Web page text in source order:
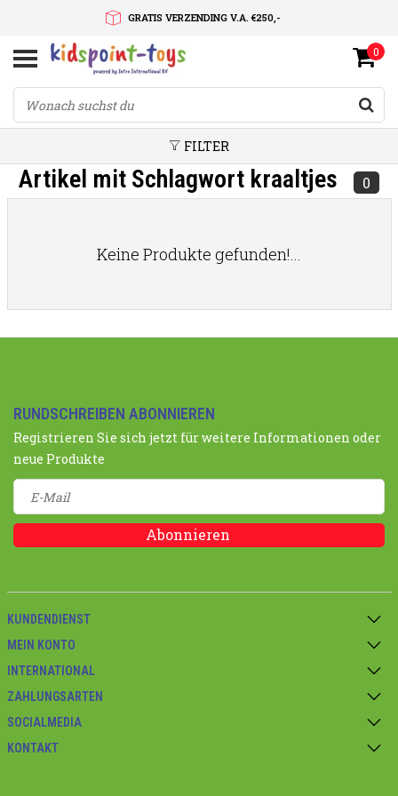
GRATIS VERZENDING V.A. €250,-
SNELLE LEVERTIJD
SERVICE OP MAAT
0
FILTER
Artikel mit Schlagwort kraaltjes 0
Keine Produkte gefunden!...
RUNDSCHREIBEN ABONNIEREN
Registrieren Sie sich jetzt für weitere Informationen oder
neue Produkte
Abonnieren
KUNDENDIENST
MEIN KONTO
INTERNATIONAL
ZAHLUNGSARTEN
SOCIALMEDIA
KONTAKT